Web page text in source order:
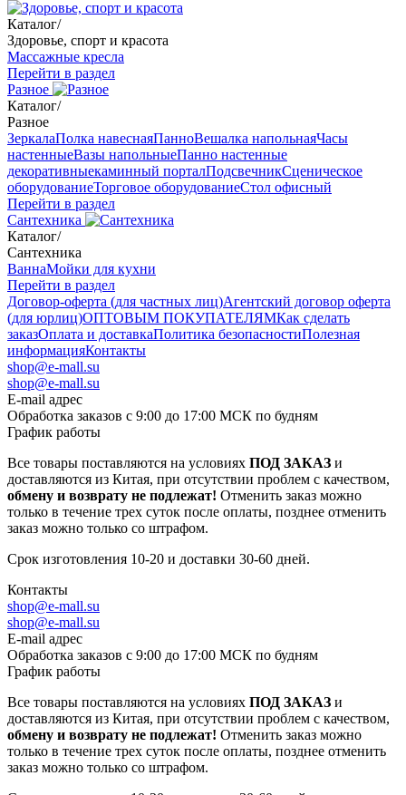
Каталог/
Здоровье, спорт и красота
Массажные кресла
Перейти в раздел
Разное
Каталог/
Разное
ЗеркалаПолка навеснаяПанноВешалка напольнаяЧасы
настенныеВазы напольныеПанно настенные
декоративныекаминный порталПодсвечникСценическое
оборудованиеТорговое оборудованиеСтол офисный
Перейти в раздел
Сантехника
Каталог/
Сантехника
ВаннаМойки для кухни
Перейти в раздел
Договор-оферта (для частных лиц)Агентский договор оферта
(для юрлиц)ОПТОВЫМ ПОКУПАТЕЛЯМКак сделать
заказОплата и доставкаПолитика безопасностиПолезная
информацияКонтакты
shop@e-mall.su
shop@e-mall.su
E-mail адрес
Обработка заказов с 9:00 до 17:00 МСК по будням
График работы
Все товары поставляются на условиях ПОД ЗАКАЗ и
доставляются из Китая, при отсутствии проблем с качеством,
обмену и возврату не подлежат! Отменить заказ можно
только в течение трех суток после оплаты, позднее отменить
заказ можно только со штрафом.
Срок изготовления 10-20 и доставки 30-60 дней.
Контакты
shop@e-mall.su
shop@e-mall.su
E-mail адрес
Обработка заказов с 9:00 до 17:00 МСК по будням
График работы
Все товары поставляются на условиях ПОД ЗАКАЗ и
доставляются из Китая, при отсутствии проблем с качеством,
обмену и возврату не подлежат! Отменить заказ можно
только в течение трех суток после оплаты, позднее отменить
заказ можно только со штрафом.